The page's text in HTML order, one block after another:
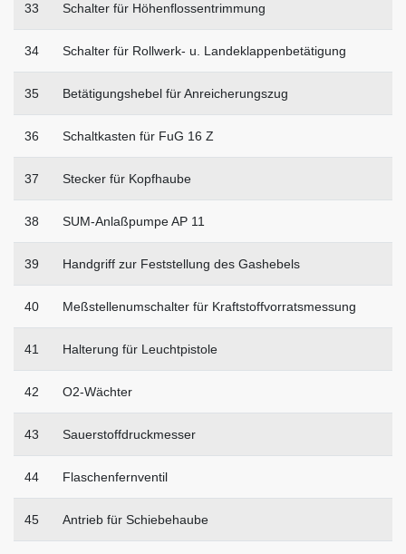
33 Schalter für Höhenflossentrimmung
34 Schalter für Rollwerk- u. Landeklappenbetätigung
35 Betätigungshebel für Anreicherungszug
36 Schaltkasten für FuG 16 Z
37 Stecker für Kopfhaube
38 SUM-Anlaßpumpe AP 11
39 Handgriff zur Feststellung des Gashebels
40 Meßstellenumschalter für Kraftstoffvorratsmessung
41 Halterung für Leuchtpistole
42 O2-Wächter
43 Sauerstoffdruckmesser
44 Flaschenfernventil
45 Antrieb für Schiebehaube